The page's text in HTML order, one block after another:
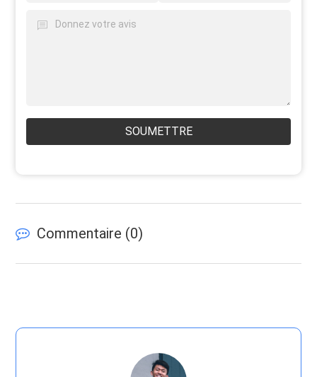
SOUMETTRE
Commentaire (0)